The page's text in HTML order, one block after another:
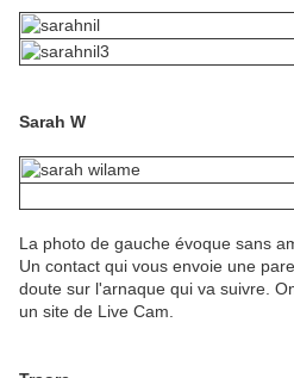
Sarah W
La photo de gauche évoque sans
Un contact qui vous envoie une
doute sur l'arnaque qui va suivre.
un site de Live Cam.